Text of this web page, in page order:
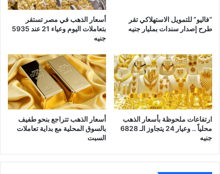
“فاليو” للتمويل الاستهلاكي تقر
طرح إصدار سندات بمليار جنيه
أسعار الذهب في مصر تستقر
بتعاملات اليوم وعياء 21 عند 5935
جنيه
ارتفاعات ملحوظة بأسعار الذهب
محلياً .. وعيار 24 يتجاوز الـ 6828
جنيه
أسعار الذهب تتراجع بنحو طفيف
بالسوق المحلية مع بداية تعاملات
السبت